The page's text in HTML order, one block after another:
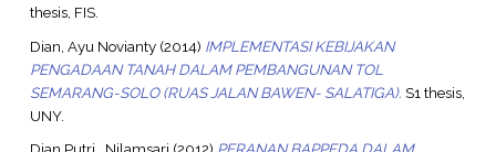
thesis, FIS.
Dian, Ayu Novianty(2014) IMPLEMENTASI KEBIJAKAN
PENGADAAN TANAH DALAM PEMBANGUNAN TOL
SEMARANG-SOLO (RUAS JALAN BAWEN- SALATIGA). S1 thesis,
UNY.